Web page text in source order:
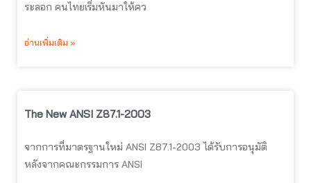
ระลอก คนไทยเริ่มหันมาให้คว
อ่านเพิ่มเติม »
The New ANSI Z87.1-2003
จากการที่มาตรฐานใหม่ ANSI Z87.1-2003 ได้รับการอนุมัติ
หลังจากคณะกรรมการ ANSI